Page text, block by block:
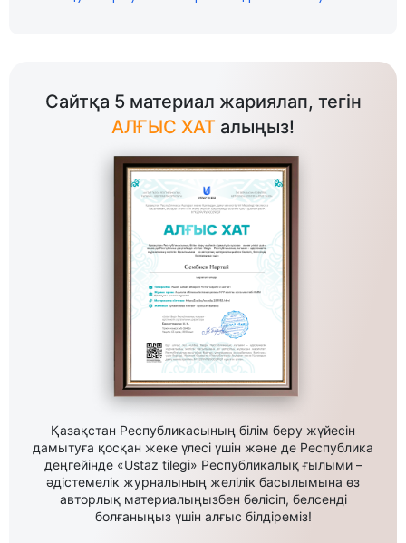
Сайтқа 5 материал жариялап, тегін
АЛҒЫС ХАТ алыңыз!
Қазақстан Республикасының білім беру жүйесін
дамытуға қосқан жеке үлесі үшін және де Республика
деңгейінде «Ustaz tilegi» Республикалық ғылыми –
әдістемелік журналының желілік басылымына өз
авторлық материалыңызбен бөлісіп, белсенді
болғаныңыз үшін алғыс білдіреміз!